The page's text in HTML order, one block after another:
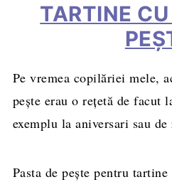
TARTINE
Pe vremea copilăriei mele,
peşte erau o rețetă de facut
exemplu la aniversari sau de
Pasta de pește pentru